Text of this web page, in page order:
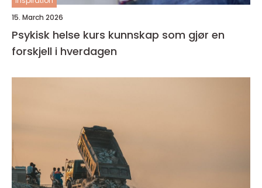
15. March 2026
Psykisk helse kurs kunnskap som gjør en
forskjell i hverdagen